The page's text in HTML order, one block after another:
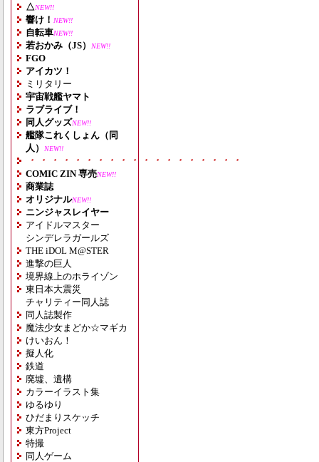
△NEW!!
響け！ NEW!!
自転車NEW!!
若おかみ（JS） NEW!!
FGO
アイカツ！
ミリタリー
宇宙戦艦ヤマト
ラブライブ！
同人グッズNEW!!
艦隊これくしょん（同
人）
NEW!!
・・・・・・・・・・・・・・・・・・・
COMIC ZIN 専売NEW!!
商業誌
オリジナルNEW!!
ニンジャスレイヤー
アイドルマスター
シンデレラガールズ
THE iDOL M@STER
進撃の巨人
境界線上のホライゾン
東日本大震災
チャリティー同人誌
同人誌製作
魔法少女まどか☆マギカ
けいおん！
擬人化
鉄道
廃墟、遺構
カラーイラスト集
ゆるゆり
ひだまりスケッチ
東方Project
特撮
同人ゲーム